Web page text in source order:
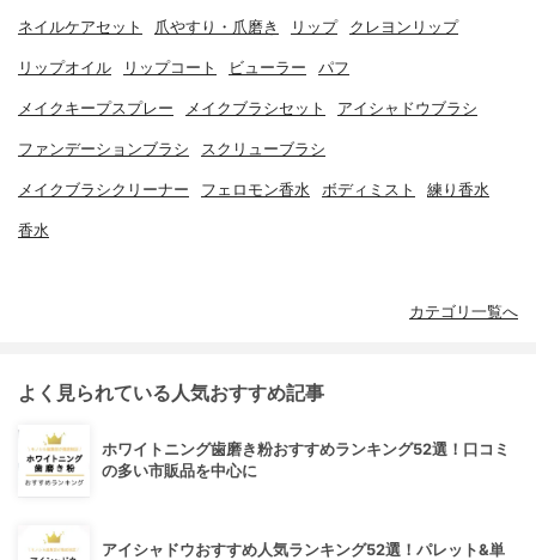
ネイルケアセット 爪やすり・爪磨き リップ クレヨンリップ
リップオイル リップコート ビューラー パフ
メイクキープスプレー メイクブラシセット アイシャドウブラシ
ファンデーションブラシ スクリューブラシ
メイクブラシクリーナー フェロモン香水 ボディミスト 練り香水
香水
カテゴリ一覧へ
よく見られている人気おすすめ記事
ホワイトニング歯磨き粉おすすめランキング52選！口コミ
の多い市販品を中心に
アイシャドウおすすめ人気ランキング52選！パレット&単